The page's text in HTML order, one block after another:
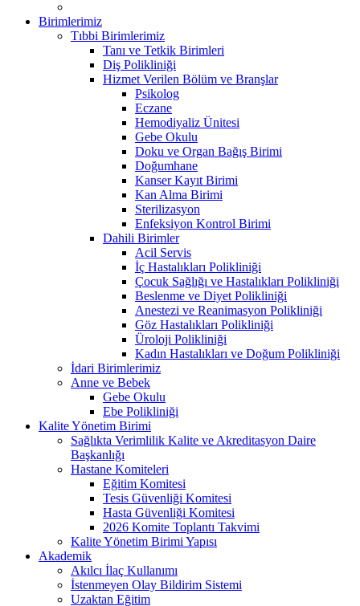
Birimlerimiz
Tıbbi Birimlerimiz
Tanı ve Tetkik Birimleri
Diş Polikliniği
Hizmet Verilen Bölüm ve Branşlar
Psikolog
Eczane
Hemodiyaliz Ünitesi
Gebe Okulu
Doku ve Organ Bağış Birimi
Doğumhane
Kanser Kayıt Birimi
Kan Alma Birimi
Sterilizasyon
Enfeksiyon Kontrol Birimi
Dahili Birimler
Acil Servis
İç Hastalıkları Polikliniği
Çocuk Sağlığı ve Hastalıkları Polikliniği
Beslenme ve Diyet Polikliniği
Anestezi ve Reanimasyon Polikliniği
Göz Hastalıkları Polikliniği
Üroloji Polikliniği
Kadın Hastalıkları ve Doğum Polikliniği
İdari Birimlerimiz
Anne ve Bebek
Gebe Okulu
Ebe Polikliniği
Kalite Yönetim Birimi
Sağlıkta Verimlilik Kalite ve Akreditasyon Daire
Başkanlığı
Hastane Komiteleri
Eğitim Komitesi
Tesis Güvenliği Komitesi
Hasta Güvenliği Komitesi
2026 Komite Toplantı Takvimi
Kalite Yönetim Birimi Yapısı
Akademik
Akılcı İlaç Kullanımı
İstenmeyen Olay Bildirim Sistemi
Uzaktan Eğitim